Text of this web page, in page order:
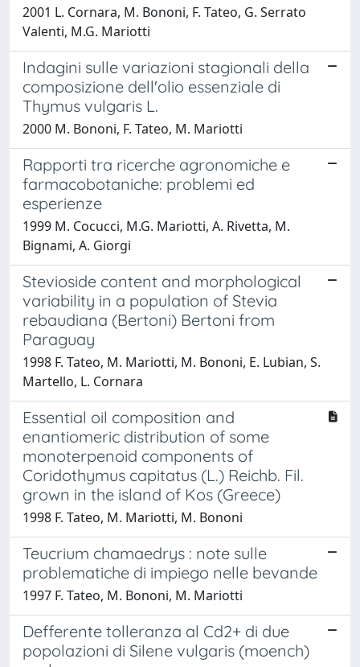
2001 L. Cornara, M. Bononi, F. Tateo, G. Serrato
Valenti, M.G. Mariotti
Indagini sulle variazioni stagionali della
composizione dell'olio essenziale di
Thymus vulgaris L.
2000 M. Bononi, F. Tateo, M. Mariotti
Rapporti tra ricerche agronomiche e
farmacobotaniche: problemi ed
esperienze
1999 M. Cocucci, M.G. Mariotti, A. Rivetta, M.
Bignami, A. Giorgi
Stevioside content and morphological
variability in a population of Stevia
rebaudiana (Bertoni) Bertoni from
Paraguay
1998 F. Tateo, M. Mariotti, M. Bononi, E. Lubian, S.
Martello, L. Cornara
Essential oil composition and
enantiomeric distribution of some
monoterpenoid components of
Coridothymus capitatus (L.) Reichb. Fil.
grown in the island of Kos (Greece)
1998 F. Tateo, M. Mariotti, M. Bononi
Teucrium chamaedrys : note sulle
problematiche di impiego nelle bevande
1997 F. Tateo, M. Bononi, M. Mariotti
Defferente tolleranza al Cd2+ di due
popolazioni di Silene vulgaris (moench)